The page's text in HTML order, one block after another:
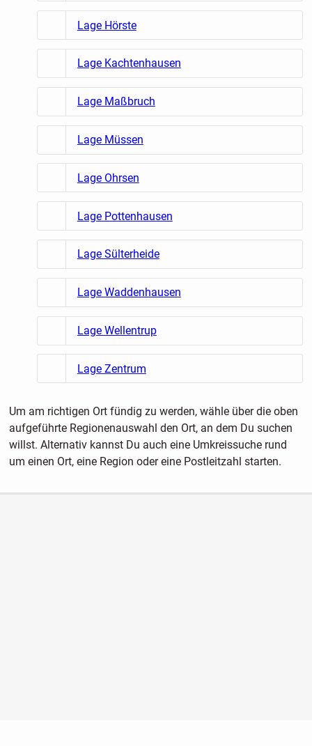
Lage Hörste
Lage Kachtenhausen
Lage Maßbruch
Lage Müssen
Lage Ohrsen
Lage Pottenhausen
Lage Sülterheide
Lage Waddenhausen
Lage Wellentrup
Lage Zentrum
Um am richtigen Ort fündig zu werden, wähle über die oben
aufgeführte Regionenauswahl den Ort, an dem Du suchen
willst. Alternativ kannst Du auch eine Umkreissuche rund
um einen Ort, eine Region oder eine Postleitzahl starten.